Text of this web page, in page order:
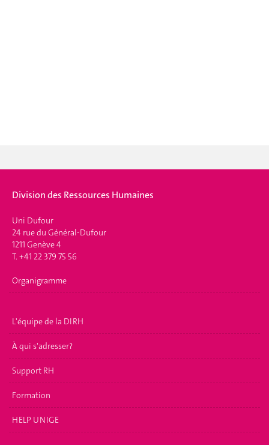
Division des Ressources Humaines
Uni Dufour
24 rue du Général-Dufour
1211 Genève 4
T. +41 22 379 75 56
Organigramme
L'équipe de la DIRH
À qui s'adresser?
Support RH
Formation
HELP UNIGE